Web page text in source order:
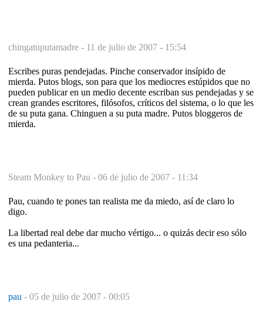
chingatuputamadre - 11 de julio de 2007 - 15:54
Escribes puras pendejadas. Pinche conservador insípido de
mierda. Putos blogs, son para que los mediocres estúpidos que no
pueden publicar en un medio decente escriban sus pendejadas y se
crean grandes escritores, filósofos, críticos del sistema, o lo que les
de su puta gana. Chinguen a su puta madre. Putos bloggeros de
mierda.
Steam Monkey to Pau - 06 de julio de 2007 - 11:34
Pau, cuando te pones tan realista me da miedo, así de claro lo
digo.
La libertad real debe dar mucho vértigo... o quizás decir eso sólo
es una pedanteria...
pau - 05 de julio de 2007 - 00:05